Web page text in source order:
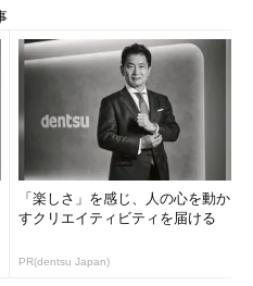
「楽しさ」を感じ、人の心を動か
すクリエイティビティを届ける
PR(dentsu Japan)